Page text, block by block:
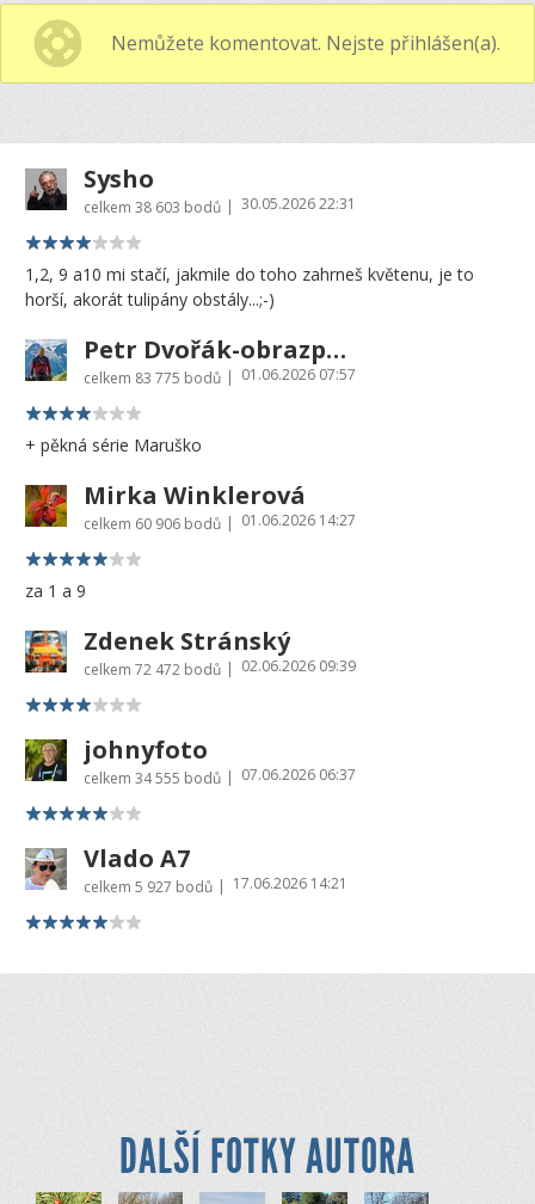
Nemůžete komentovat. Nejste přihlášen(a).
Sysho
celkem 38 603 bodů | 30.05.2026 22:31
1,2, 9 a10 mi stačí, jakmile do toho zahrneš květenu, je to
horší, akorát tulipány obstály...;-)
Petr Dvořák-obrazprovas.cz
celkem 83 775 bodů | 01.06.2026 07:57
+ pěkná série Maruško
Mirka Winklerová
celkem 60 906 bodů | 01.06.2026 14:27
za 1 a 9
Zdenek Stránský
celkem 72 472 bodů | 02.06.2026 09:39
johnyfoto
celkem 34 555 bodů | 07.06.2026 06:37
Vlado A7
celkem 5 927 bodů | 17.06.2026 14:21
DALŠÍ FOTKY AUTORA